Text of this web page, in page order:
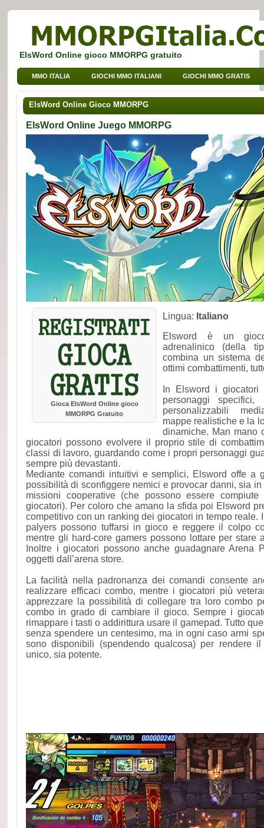
ElsWord Online gioco MMORPG gratuito
MMO ITALIA GIOCHI MMO ITALIANI GIOCHI MMO GRATIS
GIOCHI BROWSER MMO GIOCHI MMO PER BAMBINI
GIOCHI MMO DI SPORT
ElsWord Online Gioco MMORPG
ElsWord Online Juego MMORPG
Gioca ElsWord Online gioco
MMORPG Gratuito
Lingua: Italiano
Elsword è un
adrenalinico (della
combina un sistema
ottimi combattimenti,
In Elsword i
personaggi
personalizzabili
mappe realistiche e la
dinamiche. Man mano
giocatori possono evolvere il proprio stile di
classi di lavoro, guardando come i propri personaggi
sempre più devastanti.
Mediante comandi intuitivi e semplici, Elsword offe a
possibilità di sconfiggere nemici e provocar danni, sia
missioni cooperative (che possono essere
giocatori). Per coloro che amano la sfida poi Elsword
competitivo con un ranking dei giocatori in tempo reale.
palyers possono tuffarsi in gioco e reggere il colpo
mentre gli hard-core gamers possono lottare per stare
Inoltre i giocatori possono anche guadagnare Arena
oggetti dall’arena store.
La facilità nella padronanza dei comandi consente
realizzare efficaci combo, mentre i giocatori più
apprezzare la possibilità di collegare tra loro combo
combo in grado di cambiare il gioco. Sempre i
rimappare i tasti o addirittura usare il gamepad. Tutto
senza spendere un centesimo, ma in ogni caso armi
sono disponibili (spendendo qualcosa) per rendere
unico, sia potente.